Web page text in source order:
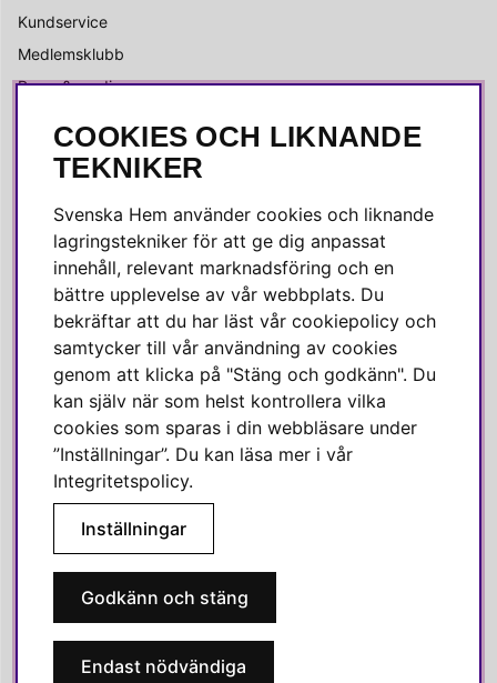
Kundservice
Medlemsklubb
Press & media
SOCIALA MEDIER
Instagram
Linkedin
Pinterest
SVENSKA HEM
Varmt välkommen till Svenska Hem!
Vi värdesätter våra kunder högt och finns här för att hjälpa dig
om du har några frågor eller vill ha inspiration.
010-35 00 610
E-post: e-handel@svenskahem.se
Våra butiker
COOKIES OCH LIKNANDE
TEKNIKER
Svenska Hem använder cookies och liknande
lagringstekniker för att ge dig anpassat
innehåll, relevant marknadsföring och en
bättre upplevelse av vår webbplats. Du
bekräftar att du har läst vår cookiepolicy och
samtycker till vår användning av cookies
genom att klicka på "Stäng och godkänn". Du
kan själv när som helst kontrollera vilka
cookies som sparas i din webbläsare under
”Inställningar”. Du kan läsa mer i vår
Integritetspolicy.
Inställningar
Godkänn och stäng
Endast nödvändiga